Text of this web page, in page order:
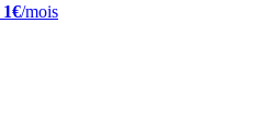
1€/mois